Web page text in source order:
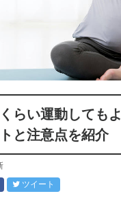
らい運動しても
と注意点を紹介
ツイート